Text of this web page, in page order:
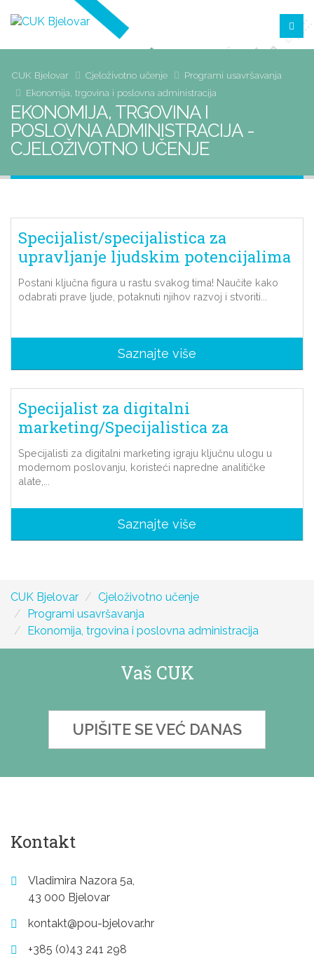
CUK Bjelovar Cjeloživotno učenje
Programi usavršavanja
Ekonomija, trgovina i poslovna administracija
EKONOMIJA, TRGOVINA I
POSLOVNA ADMINISTRACIJA -
CJELOŽIVOTNO UČENJE
Specijalist/specijalistica za
upravljanje ljudskim potencijalima
u malim i srednjim poduzećima
Postani ključna figura u rastu svakog tima! Naučite kako
odabrati prave ljude, potaknuti njihov razvoj i stvoriti...
Saznajte više
Specijalist za digitalni
marketing/Specijalistica za
digitalni marketing
Specijalisti za digitalni marketing igraju ključnu ulogu u
modernom poslovanju, koristeći napredne analitičke
alate,...
Saznajte više
CUK Bjelovar
Cjeloživotno učenje
Programi usavršavanja
Ekonomija, trgovina i poslovna administracija
Vaš CUK
UPIŠITE SE VEĆ DANAS
Kontakt
Vladimira Nazora 5a,
43 000 Bjelovar
kontakt@pou-bjelovar.hr
+385 (0)43 241 298